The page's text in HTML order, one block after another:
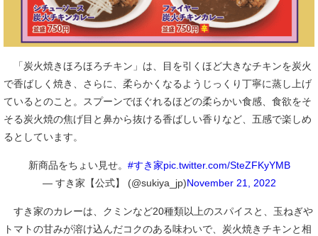
「炭火焼きほろほろチキン」は、目を引くほど大きなチキンを炭火
で香ばしく焼き、さらに、柔らかくなるようじっくり丁寧に蒸し上げ
ているとのこと。スプーンでほぐれるほどの柔らかい食感、食欲をそ
そる炭火焼の焦げ目と鼻から抜ける香ばしい香りなど、五感で楽しめ
るとしています。
新商品をちょい見せ。 #すき家pic.twitter.com/SteZFKyYMB
— すき家【公式】 (@sukiya_jp)November 21, 2022
すき家のカレーは、クミンなど20種類以上のスパイスと、玉ねぎや
トマトの甘みが溶け込んだコクのある味わいで、炭火焼きチキンと相